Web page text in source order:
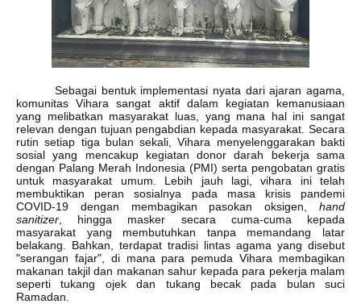
Sebagai bentuk implementasi nyata dari ajaran agama,
komunitas Vihara sangat aktif dalam kegiatan kemanusiaan
yang melibatkan masyarakat luas, yang mana hal ini sangat
relevan dengan tujuan pengabdian kepada masyarakat. Secara
rutin setiap tiga bulan sekali, Vihara menyelenggarakan bakti
sosial yang mencakup kegiatan donor darah bekerja sama
dengan Palang Merah Indonesia (PMI) serta pengobatan gratis
untuk masyarakat umum. Lebih jauh lagi, vihara ini telah
membuktikan peran sosialnya pada masa krisis pandemi
COVID-19 dengan membagikan pasokan oksigen, hand
sanitizer , hingga masker secara cuma-cuma kepada
masyarakat yang membutuhkan tanpa memandang latar
belakang. Bahkan, terdapat tradisi lintas agama yang disebut
"serangan fajar", di mana para pemuda Vihara membagikan
makanan takjil dan makanan sahur kepada para pekerja malam
seperti tukang ojek dan tukang becak pada bulan suci
Ramadan.